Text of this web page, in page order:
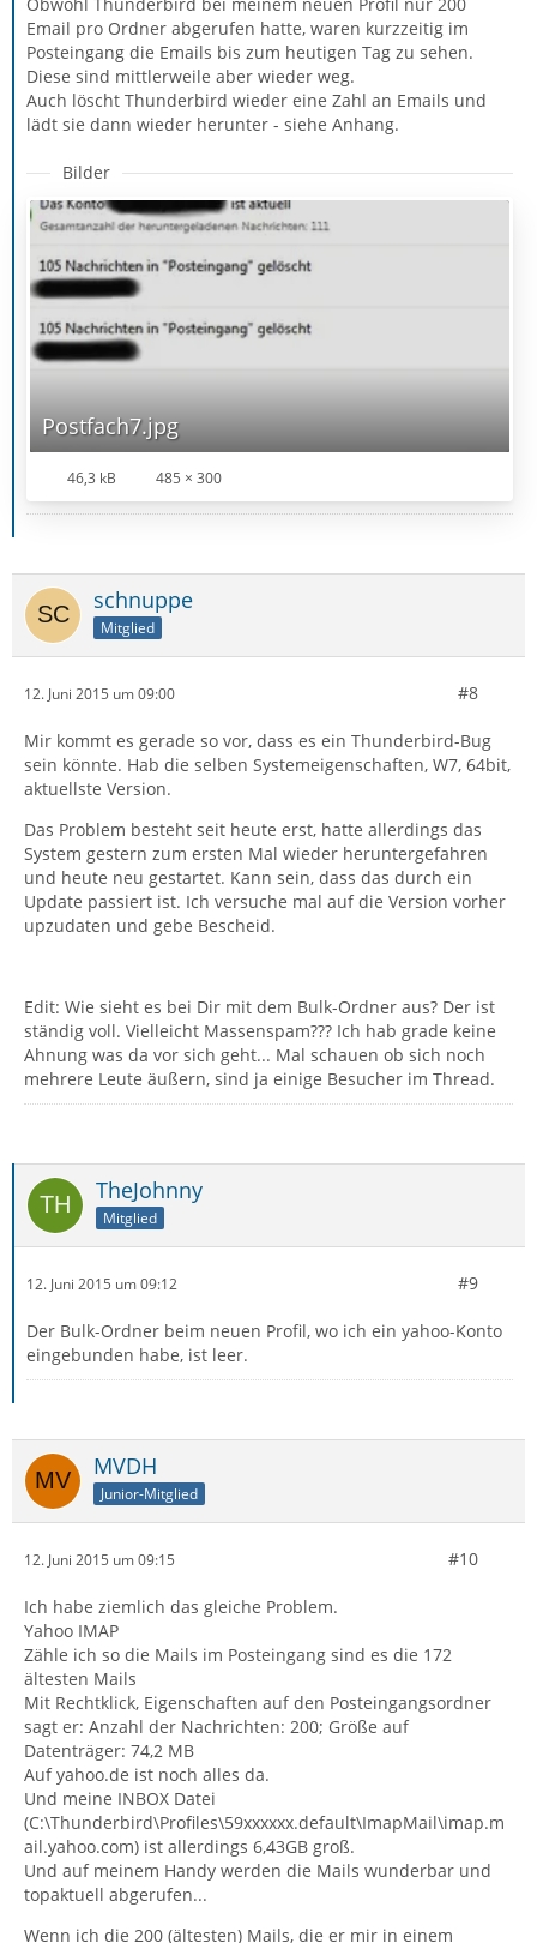
Email pro Ordner abgerufen hatte, waren kurzzeitig im
Posteingang die Emails bis zum heutigen Tag zu sehen.
Diese sind mittlerweile aber wieder weg.
Auch löscht Thunderbird wieder eine Zahl an Emails und
lädt sie dann wieder herunter - siehe Anhang.
Bilder
Postfach7.jpg
46,3 kB 485 × 300
schnuppe
Mitglied
12. Juni 2015 um 09:00 #8
Mir kommt es gerade so vor, dass es ein Thunderbird-Bug
sein könnte. Hab die selben Systemeigenschaften, W7, 64bit,
aktuellste Version.
Das Problem besteht seit heute erst, hatte allerdings das
System gestern zum ersten Mal wieder heruntergefahren
und heute neu gestartet. Kann sein, dass das durch ein
Update passiert ist. Ich versuche mal auf die Version vorher
upzudaten und gebe Bescheid.
Edit: Wie sieht es bei Dir mit dem Bulk-Ordner aus? Der ist
ständig voll. Vielleicht Massenspam??? Ich hab grade keine
Ahnung was da vor sich geht... Mal schauen ob sich noch
mehrere Leute äußern, sind ja einige Besucher im Thread.
TheJohnny
Mitglied
12. Juni 2015 um 09:12 #9
Der Bulk-Ordner beim neuen Profil, wo ich ein yahoo-Konto
eingebunden habe, ist leer.
MVDH
Junior-Mitglied
12. Juni 2015 um 09:15 #10
Ich habe ziemlich das gleiche Problem.
Yahoo IMAP
Zähle ich so die Mails im Posteingang sind es die 172
ältesten Mails
Mit Rechtklick, Eigenschaften auf den Posteingangsordner
sagt er: Anzahl der Nachrichten: 200; Größe auf
Datenträger: 74,2 MB
Auf yahoo.de ist noch alles da.
Und meine INBOX Datei
(C:\Thunderbird\Profiles\59xxxxxx.default\ImapMail\imap.m
ail.yahoo.com) ist allerdings 6,43GB groß.
Und auf meinem Handy werden die Mails wunderbar und
topaktuell abgerufen...
Wenn ich die 200 (ältesten) Mails, die er mir in einem